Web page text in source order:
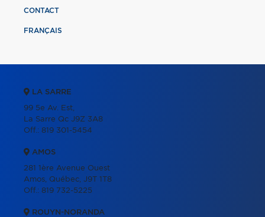
CONTACT
FRANÇAIS
LA SARRE
99 5e Av. Est,
La Sarre Qc J9Z 3A8
Off.: 819 301-5454
AMOS
281 1ère Avenue Ouest
Amos, Québec, J9T 1T8
Off.: 819 732-5225
ROUYN-NORANDA